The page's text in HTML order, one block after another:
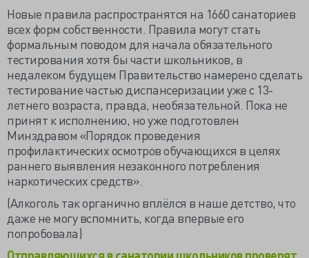
Новые правила распространятся на 1660 санаториев
всех форм собственности. Правила могут стать
формальным поводом для начала обязательного
тестирования хотя бы части школьников, в
недалеком будущем Правительство намерено сделать
тестирование частью диспансеризации уже с 13-
летнего возраста, правда, необязательной. Пока не
принят к исполнению, но уже подготовлен
Минздравом «Порядок проведения
профилактических осмотров обучающихся в целях
раннего выявления незаконного потребления
наркотических средств».
(Алкоголь так органично вплёлся в наше детство, что
даже не могу вспомнить, когда впервые его
попробовала)